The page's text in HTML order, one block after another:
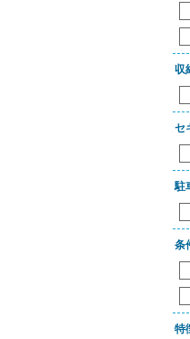
収
セ
駐
条
特